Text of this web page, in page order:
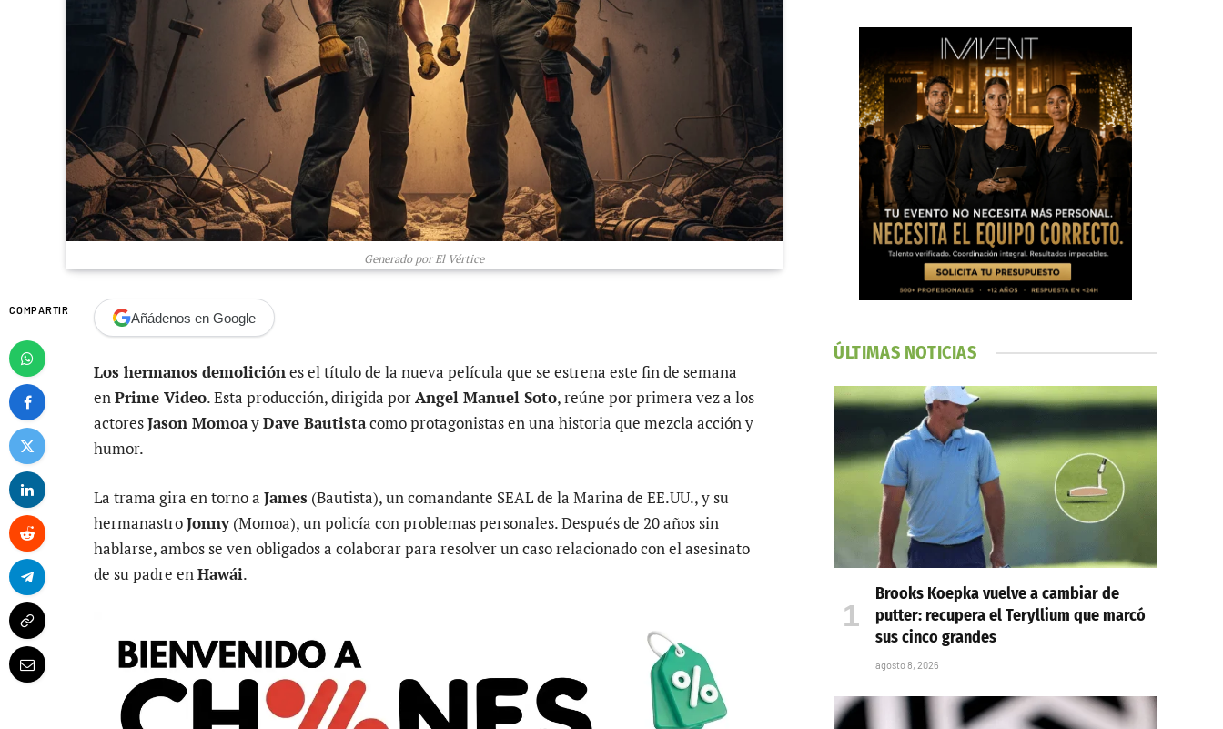
Generado por El Vértice
COMPARTIR Añádenos en Google
Los hermanos demoliciónes el título de la nueva película que se estrena este fin de semana
enPrime Video. Esta producción, dirigida porAngel Manuel Soto, reúne por primera vez a los
actoresJason MomoayDave Bautistacomo protagonistas en una historia que mezcla acción y
humor.
La trama gira en torno a James (Bautista), un comandante SEAL de la Marina de EE.UU., y su
hermanastroJonny(Momoa), un policía con problemas personales. Después de 20 años sin
hablarse, ambos se ven obligados a colaborar para resolver un caso relacionado con el asesinato
de su padre enHawái.
ÚLTIMAS NOTICIAS
Brooks Koepka vuelve a cambiar de
putter: recupera el Teryllium que marcó
sus cinco grandes
agosto 8, 2026